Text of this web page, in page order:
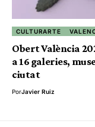
CULTURARTE
Obert València
a 16 galeries,
ciutat
PorJavier Ruiz